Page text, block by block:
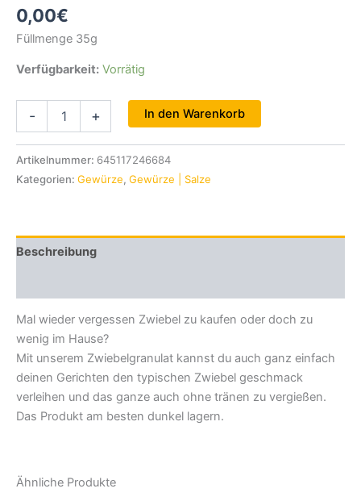
0,00€
Füllmenge 35g
Verfügbarkeit: Vorrätig
- + In den Warenkorb
Artikelnummer: 645117246684
Kategorien: Gewürze, Gewürze | Salze
Beschreibung
Mal wieder vergessen Zwiebel zu kaufen oder doch zu
wenig im Hause?
Mit unserem Zwiebelgranulat kannst du auch ganz einfach
deinen Gerichten den typischen Zwiebel geschmack
verleihen und das ganze auch ohne tränen zu vergießen.
Das Produkt am besten dunkel lagern.
Ähnliche Produkte